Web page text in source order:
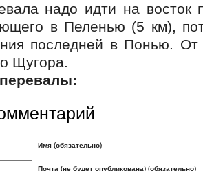
надо идти на восток
в Пеленью (5 км),
последней в Понью. От
Щугора.
Имя (обязательно)
Почта (не будет опубликована) (обязательно)